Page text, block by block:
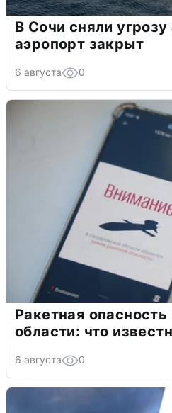
В Сочи сняли
аэропорт закрыт
6 августа 0
Ракетная
области: что
6 августа 0